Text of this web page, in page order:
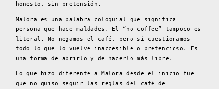
honesto, sin pretensión.
Malora es una palabra coloquial que significa
persona que hace maldades. El “no coffee” tampoco es
literal. No negamos el café, pero sí cuestionamos
todo lo que lo vuelve inaccesible o pretencioso. Es
una forma de abrirlo y de hacerlo más libre.
Lo que hizo diferente a Malora desde el inicio fue
que no quiso seguir las reglas del café de